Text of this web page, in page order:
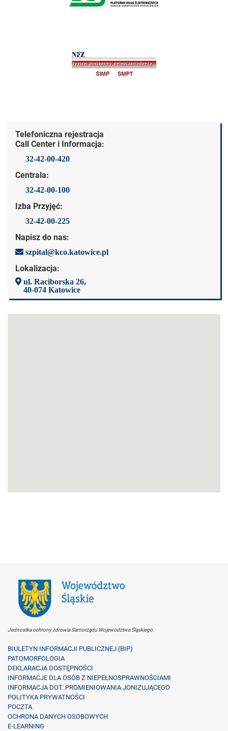
Dane kontaktowe
Telefoniczna rejestracja
Call Center i Informacja:
32-42-00-420
Centrala:
32-42-00-100
Izba Przyjęć:
32-42-00-225
Napisz do nas:
szpital@kco.katowice.pl
Lokalizacja:
ul. Raciborska 26,
40-074 Katowice
Jednostka ochrony zdrowia Samorządu Województwa Śląskiego.
BIULETYN INFORMACJI PUBLICZNEJ (BIP)
PATOMORFOLOGIA
DEKLARACJA DOSTĘPNOŚCI
INFORMACJE DLA OSÓB Z NIEPEŁNOSPRAWNOŚCIAMI
INFORMACJA DOT. PROMIENIOWANIA JONIZUJĄCEGO
POLITYKA PRYWATNOŚCI
POCZTA
OCHRONA DANYCH OSOBOWYCH
E-LEARNING